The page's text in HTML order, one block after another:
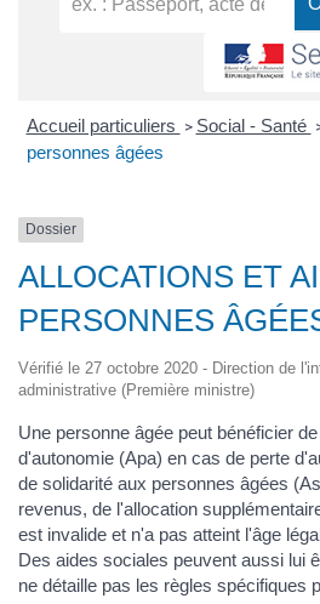
Accueil particuliers > Social - Santé
personnes âgées
Dossier
ALLOCATIONS ET
PERSONNES
Vérifié le 27 octobre 2020 - Direction de
administrative (Première ministre)
Une personne âgée peut bénéficier
d'autonomie (Apa) en cas de perte
de solidarité aux personnes âgées
revenus, de l'allocation
est invalide et n'a pas atteint l'âge
Des aides sociales peuvent aussi lui
ne détaille pas les règles spécifiques